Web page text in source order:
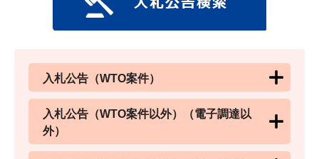
入札公告（WTO案件）
入札公告（WTO案件以外）（電子調達以
外）